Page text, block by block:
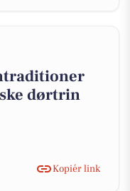
dørtrin
Kopiér link